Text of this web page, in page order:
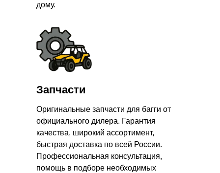
Запчасти
Оригинальные запчасти для багги от
официального дилера. Гарантия
качества, широкий ассортимент,
быстрая доставка по всей России.
Профессиональная консультация,
помощь в подборе необходимых
дому.